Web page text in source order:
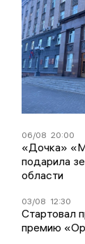
06/08 20:00
«Дочка»
подарила
области
03/08 12:30
Стартовал
премию